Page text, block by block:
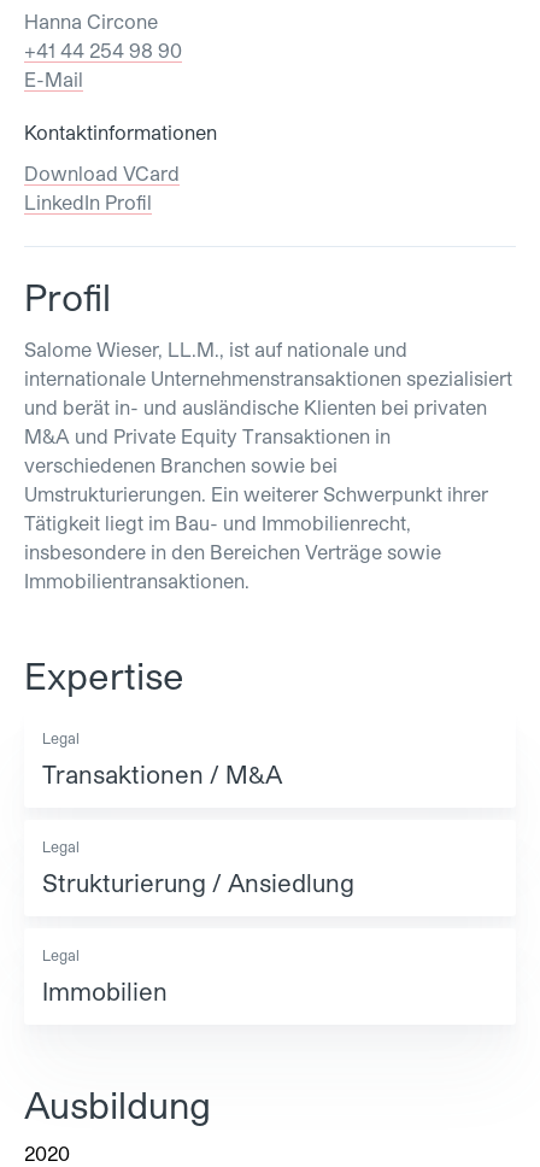
Hanna Circone
+41 44 254 98 90
E-Mail
Kontaktinformationen
Download VCard
LinkedIn Profil
Profil
Salome Wieser, LL.M., ist auf nationale und
internationale Unternehmenstransaktionen spezialisiert
und berät in- und ausländische Klienten bei privaten
M&A und Private Equity Transaktionen in
verschiedenen Branchen sowie bei
Umstrukturierungen. Ein weiterer Schwerpunkt ihrer
Tätigkeit liegt im Bau- und Immobilienrecht,
insbesondere in den Bereichen Verträge sowie
Immobilientransaktionen.
Expertise
Legal
Transaktionen / M&A
Legal
Strukturierung / Ansiedlung
Legal
Immobilien
Ausbildung
2020